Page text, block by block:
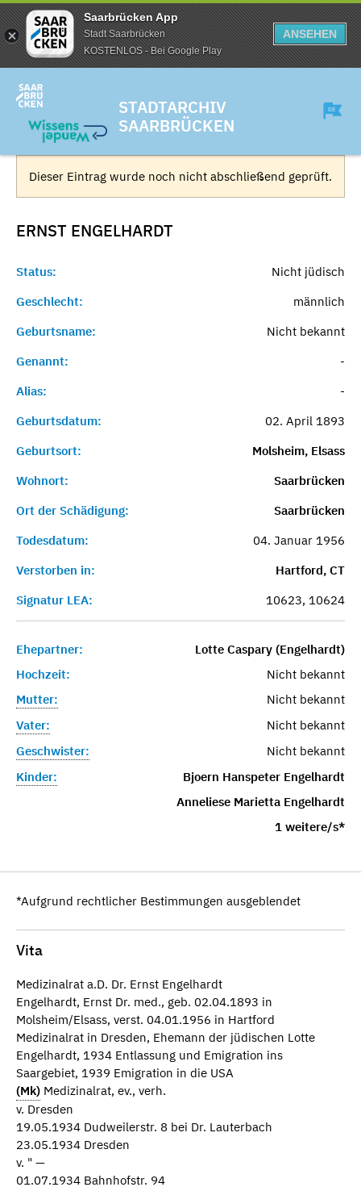
Saarbrücken App
Stadt Saarbrücken
KOSTENLOS - Bei Google Play
ANSEHEN
STADTARCHIV
SAARBRÜCKEN
Dieser Eintrag wurde noch nicht abschließend geprüft.
ERNST ENGELHARDT
Status:
Nicht jüdisch
Geschlecht:
männlich
Geburtsname:
Nicht bekannt
Genannt:
-
Alias:
-
Geburtsdatum:
02. April 1893
Geburtsort:
Molsheim, Elsass
Wohnort:
Saarbrücken
Ort der Schädigung:
Saarbrücken
Todesdatum:
04. Januar 1956
Verstorben in:
Hartford, CT
Signatur LEA:
10623, 10624
Ehepartner:
Lotte Caspary (Engelhardt)
Hochzeit:
Nicht bekannt
Mutter:
Nicht bekannt
Vater:
Nicht bekannt
Geschwister:
Nicht bekannt
Kinder:
Bjoern Hanspeter Engelhardt
Anneliese Marietta Engelhardt
1 weitere/s*
*Aufgrund rechtlicher Bestimmungen ausgeblendet
Vita
Medizinalrat a.D. Dr. Ernst Engelhardt
Engelhardt, Ernst Dr. med., geb. 02.04.1893 in
Molsheim/Elsass, verst. 04.01.1956 in Hartford
Medizinalrat in Dresden, Ehemann der jüdischen Lotte
Engelhardt, 1934 Entlassung und Emigration ins
Saargebiet, 1939 Emigration in die USA
(Mk) Medizinalrat, ev., verh.
v. Dresden
19.05.1934 Dudweilerstr. 8 bei Dr. Lauterbach
23.05.1934 Dresden
v. " —
01.07.1934 Bahnhofstr. 94